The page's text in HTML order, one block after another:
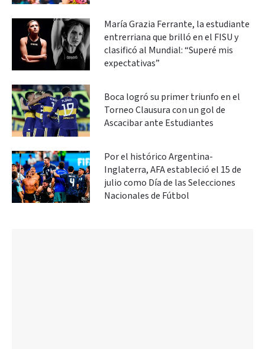
María Grazia Ferrante, la estudiante
entrerriana que brilló en el FISU y
clasificó al Mundial: “Superé mis
expectativas”
Boca logró su primer triunfo en el
Torneo Clausura con un gol de
Ascacibar ante Estudiantes
Por el histórico Argentina-
Inglaterra, AFA estableció el 15 de
julio como Día de las Selecciones
Nacionales de Fútbol